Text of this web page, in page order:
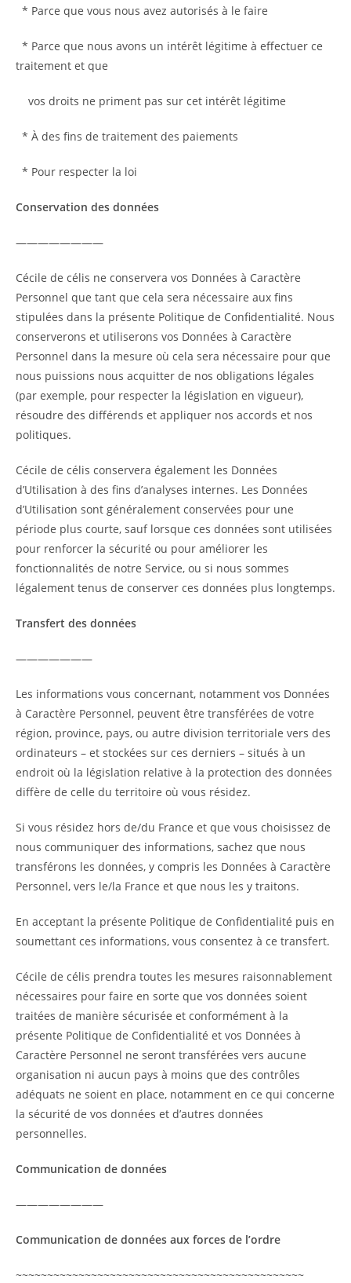
* Parce que vous nous avez autorisés à le faire
* Parce que nous avons un intérêt légitime à effectuer ce
traitement et que
vos droits ne priment pas sur cet intérêt légitime
* À des fins de traitement des paiements
* Pour respecter la loi
Conservation des données
————————
Cécile de célis ne conservera vos Données à Caractère
Personnel que tant que cela sera nécessaire aux fins
stipulées dans la présente Politique de Confidentialité. Nous
conserverons et utiliserons vos Données à Caractère
Personnel dans la mesure où cela sera nécessaire pour que
nous puissions nous acquitter de nos obligations légales
(par exemple, pour respecter la législation en vigueur),
résoudre des différends et appliquer nos accords et nos
politiques.
Cécile de célis conservera également les Données
d’Utilisation à des fins d’analyses internes. Les Données
d’Utilisation sont généralement conservées pour une
période plus courte, sauf lorsque ces données sont utilisées
pour renforcer la sécurité ou pour améliorer les
fonctionnalités de notre Service, ou si nous sommes
légalement tenus de conserver ces données plus longtemps.
Transfert des données
———————
Les informations vous concernant, notamment vos Données
à Caractère Personnel, peuvent être transférées de votre
région, province, pays, ou autre division territoriale vers des
ordinateurs – et stockées sur ces derniers – situés à un
endroit où la législation relative à la protection des données
diffère de celle du territoire où vous résidez.
Si vous résidez hors de/du France et que vous choisissez de
nous communiquer des informations, sachez que nous
transférons les données, y compris les Données à Caractère
Personnel, vers le/la France et que nous les y traitons.
En acceptant la présente Politique de Confidentialité puis en
soumettant ces informations, vous consentez à ce transfert.
Cécile de célis prendra toutes les mesures raisonnablement
nécessaires pour faire en sorte que vos données soient
traitées de manière sécurisée et conformément à la
présente Politique de Confidentialité et vos Données à
Caractère Personnel ne seront transférées vers aucune
organisation ni aucun pays à moins que des contrôles
adéquats ne soient en place, notamment en ce qui concerne
la sécurité de vos données et d’autres données
personnelles.
Communication de données
————————
Communication de données aux forces de l’ordre
~~~~~~~~~~~~~~~~~~~~~~~~~~~~~~~~~~~~~~~~~~~~~~